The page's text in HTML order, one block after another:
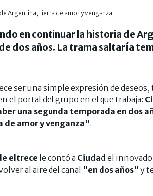
en continuar la historia de
dos años. La trama saltaría
ser una simple expresión de deseos,
el portal del grupo en el que trabaja:
una segunda temporada en dos
amor y venganza".
eltrece le contó a Ciudad el
al aire del canal "en dos años" y